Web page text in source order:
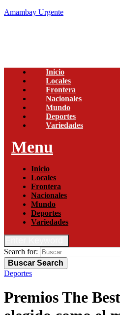
Amambay Urgente
Inicio
Locales
Frontera
Nacionales
Mundo
Deportes
Variedades
Menu
Inicio
Locales
Frontera
Nacionales
Mundo
Deportes
Variedades
Search for:
Buscar Search
Deportes
Premios The